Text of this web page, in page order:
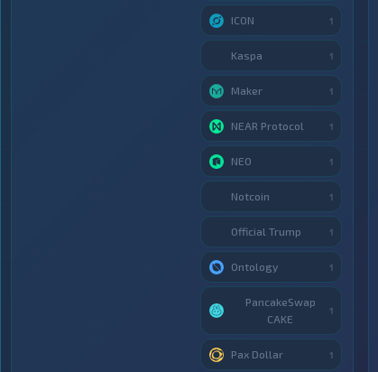
ICON 1
Kaspa 1
Maker 1
NEAR Protocol 1
NEO 1
Notcoin 1
Official Trump 1
Ontology 1
PancakeSwap
CAKE
1
Pax Dollar 1